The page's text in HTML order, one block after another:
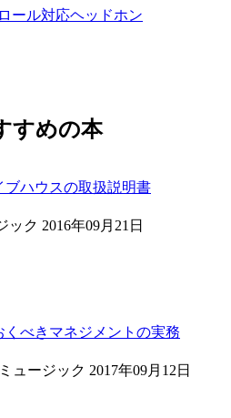
ール対応ヘッドホン
すめの本
ハウスの取扱説明書
ク 2016年09月21日
くべきマネジメントの実務
ュージック 2017年09月12日